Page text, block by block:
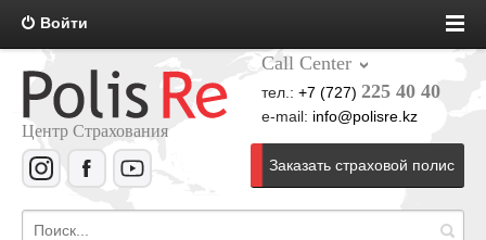
Войти
Call Center
тел.: +7 (727) 225 40 40
e-mail: info@polisre.kz
Заказать страховой полис
Центр Страхования